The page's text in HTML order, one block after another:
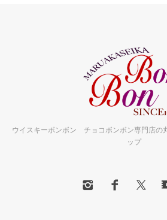
ウイスキーボンボン チョコボンボン専門店の
ップ